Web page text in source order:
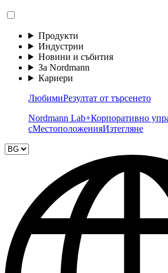
Продукти
Индустрии
Новини и събития
За Nordmann
Кариери
ЛюбимиРезултат от търсенето
Nordmann Lab+Корпоративно
сМестоположенияИзтегляне